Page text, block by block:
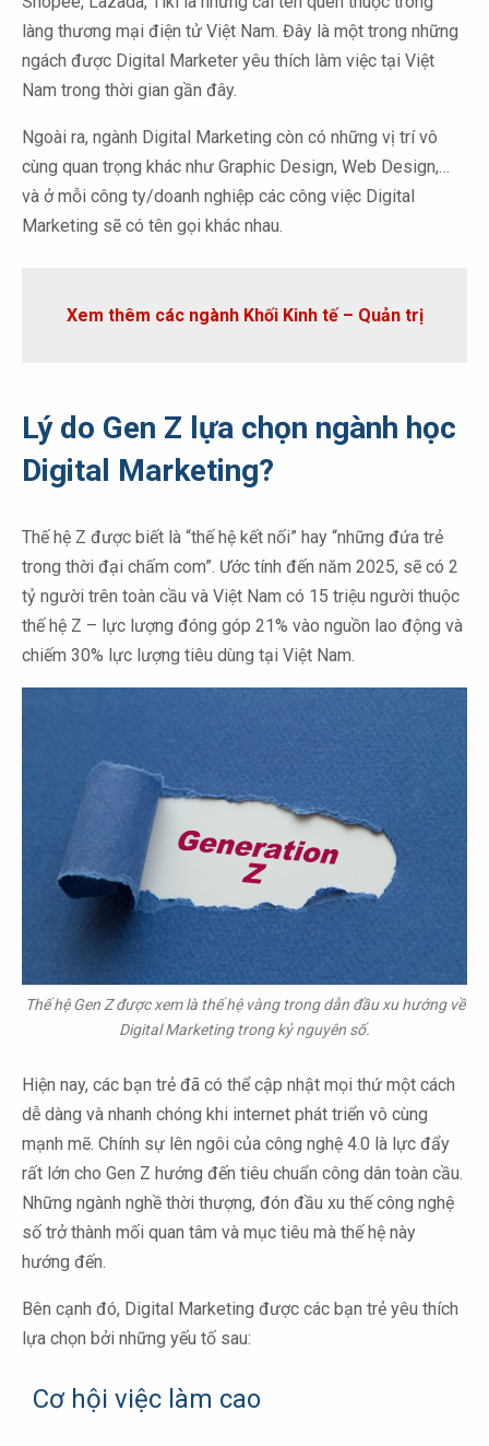
làng thương mại điện tử Việt Nam. Đây là một trong những
ngách được Digital Marketer yêu thích làm việc tại Việt
Nam trong thời gian gần đây.
Ngoài ra, ngành Digital Marketing còn có những vị trí vô
cùng quan trọng khác như Graphic Design, Web Design,…
và ở mỗi công ty/doanh nghiệp các công việc Digital
Marketing sẽ có tên gọi khác nhau.
Xem thêm các ngành Khối Kinh tế – Quản trị
Lý do Gen Z lựa chọn ngành học
Digital Marketing?
Thế hệ Z được biết là “thế hệ kết nối” hay “những đứa trẻ
trong thời đại chấm com”. Ước tính đến năm 2025, sẽ có 2
tỷ người trên toàn cầu và Việt Nam có 15 triệu người thuộc
thế hệ Z – lực lượng đóng góp 21% vào nguồn lao động và
chiếm 30% lực lượng tiêu dùng tại Việt Nam.
Thế hệ Gen Z được xem là thế hệ vàng trong dẫn đầu xu hướng về
Digital Marketing trong kỷ nguyên số.
Hiện nay, các bạn trẻ đã có thể cập nhật mọi thứ một cách
dễ dàng và nhanh chóng khi internet phát triển vô cùng
mạnh mẽ. Chính sự lên ngôi của công nghệ 4.0 là lực đẩy
rất lớn cho Gen Z hướng đến tiêu chuẩn công dân toàn cầu.
Những ngành nghề thời thượng, đón đầu xu thế công nghệ
số trở thành mối quan tâm và mục tiêu mà thế hệ này
hướng đến.
Bên cạnh đó, Digital Marketing được các bạn trẻ yêu thích
lựa chọn bởi những yếu tố sau:
Cơ hội việc làm cao